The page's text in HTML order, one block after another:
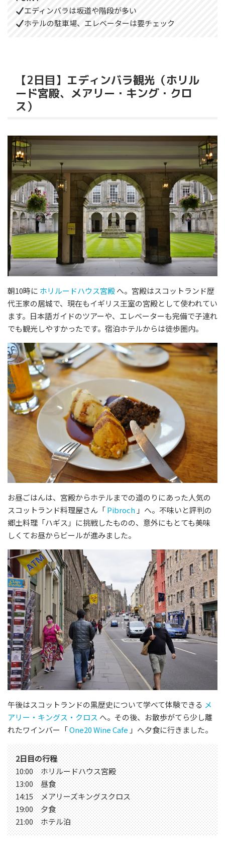
エディンバラは坂道や階段が多い
ホテルの駐車場、エレベーターは要チェック
【2日目】エディンバラ観光（ホリル
ード宮殿、メアリー・キング・クロ
ス）
朝10時に ホリルードハウス宮殿へ。宮殿はスコットランド歴
代王家の居城で、現在もイギリス王室の宮殿として使われてい
ます。日本語ガイドのツアーや、エレベーターも完備で子連れ
でも観光しやすかったです。宿泊ホテルからは徒歩圏内。
お昼ごはんは、宮殿からホテルまでの道のりにあった人気の
スコットランド料理屋さん「Pibroch 」へ。不味いと評判の
郷土料理「ハギス」に挑戦したものの、意外にもとても美味
しくてお昼からビールが進みました。
午後はスコットランドの黒歴史について学べて体験できる メ
アリー・キングス・クロス へ。その後、お散歩がてら少し離
れたワインバー「One20 Wine Cafe 」へ夕食に行きました。
2日目の行程
10:00 ホリルードハウス宮殿
13:00 昼食
14:15 メアリーズキングスクロス
19:00 夕食
21:00 ホテル泊